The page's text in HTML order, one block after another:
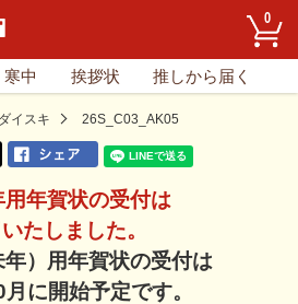
0
寒中 挨拶状 推しから届く
ダイスキ 26S_C03_AK05
年賀状の受付は
たしました。
）用年賀状の受付は
に開始予定です。